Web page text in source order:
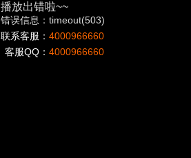
播放出错啦~~
错误信息：timeout(503)
联系客服： 4000966660
客服QQ： 4000966660